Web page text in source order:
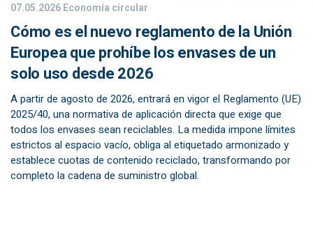
07.05.2026Economía circular
Cómo es el nuevo reglamento de la Unión
Europea que prohíbe los envases de un
solo uso desde 2026
A partir de agosto de 2026, entrará en vigor el Reglamento (UE)
2025/40, una normativa de aplicación directa que exige que
todos los envases sean reciclables. La medida impone límites
estrictos al espacio vacío, obliga al etiquetado armonizado y
establece cuotas de contenido reciclado, transformando por
completo la cadena de suministro global.